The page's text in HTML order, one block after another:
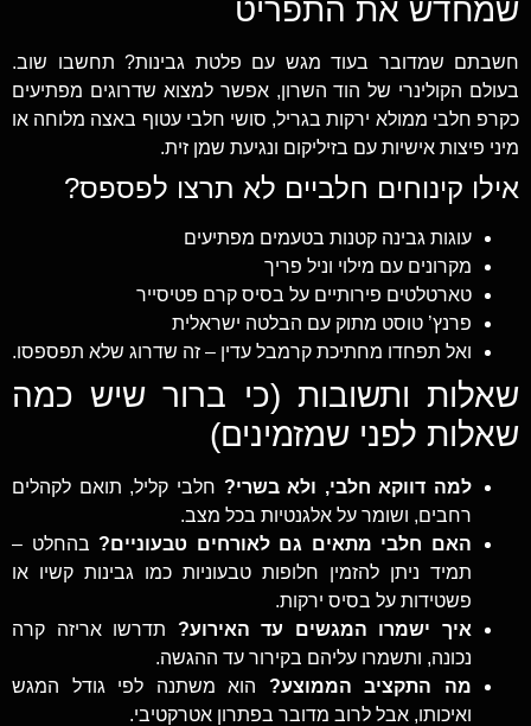
שמחדש את התפריט
חשבתם שמדובר בעוד מגש עם פלטת גבינות? תחשבו שוב.
בעולם הקולינרי של הוד השרון, אפשר למצוא שדרוגים מפתיעים
כקרפ חלבי ממולא ירקות בגריל, סושי חלבי עטוף באצה מלוחה או
מיני פיצות אישיות עם בזיליקום ונגיעת שמן זית.
אילו קינוחים חלביים לא תרצו לפספס?
עוגות גבינה קטנות בטעמים מפתיעים
מקרונים עם מילוי וניל פריך
טארטלטים פירותיים על בסיס קרם פטיסייר
פרנץ’ טוסט מתוק עם הבלטה ישראלית
ואל תפחדו מחתיכת קרמבל עדין – זה שדרוג שלא תפספסו.
שאלות ותשובות (כי ברור שיש כמה
שאלות לפני שמזמינים)
למה דווקא חלבי, ולא בשרי? חלבי קליל, תואם לקהלים
רחבים, ושומר על אלגנטיות בכל מצב.
האם חלבי מתאים גם לאורחים טבעוניים?בהחלט –
תמיד ניתן להזמין חלופות טבעוניות כמו גבינות קשיו או
פשטידות על בסיס ירקות.
איך ישמרו המגשים עד האירוע? תדרשו אריזה קרה
נכונה, ותשמרו עליהם בקירור עד ההגשה.
מה התקציב הממוצע? הוא משתנה לפי גודל המגש
ואיכותו, אבל לרוב מדובר בפתרון אטרקטיבי.